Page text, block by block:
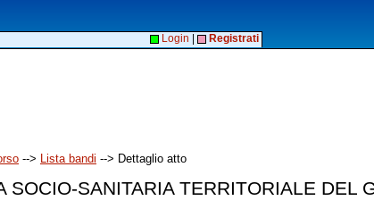
Login Registrati
--> Lista bandi --> Dettaglio atto
SOCIO-SANITARIA TERRITORIALE DEL